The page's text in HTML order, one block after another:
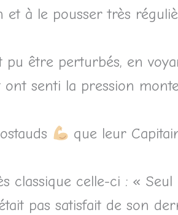
à le pousser très
pu être perturbés, en
senti la pression
que leur
classique celle-ci : « Seul
pas satisfait de son